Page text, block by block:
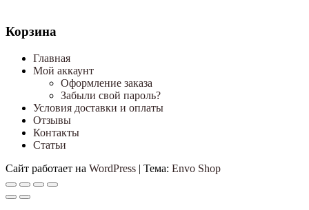
Корзина
Главная
Мой аккаунт
Оформление заказа
Забыли свой пароль?
Условия доставки и оплаты
Отзывы
Контакты
Статьи
Сайт работает на WordPress | Тема: Envo Shop